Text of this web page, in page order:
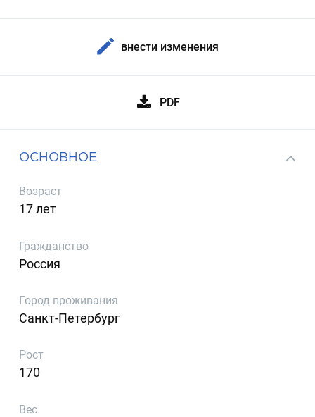
внести изменения
PDF
ОСНОВНОЕ
Возраст
17 лет
Гражданство
Россия
Город проживания
Санкт-Петербург
Рост
170
Вес